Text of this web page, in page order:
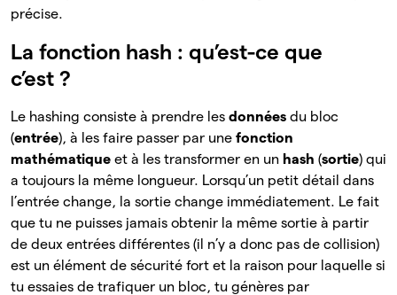
précise.
La fonction hash : qu’est-ce que
c’est ?
Le hashing consiste à prendre les données du bloc
(entrée), à les faire passer par une fonction
mathématique et à les transformer en un hash (sortie) qui
a toujours la même longueur. Lorsqu’un petit détail dans
l’entrée change, la sortie change immédiatement. Le fait
que tu ne puisses jamais obtenir la même sortie à partir
de deux entrées différentes (il n’y a donc pas de collision)
est un élément de sécurité fort et la raison pour laquelle si
tu essaies de trafiquer un bloc, tu génères par